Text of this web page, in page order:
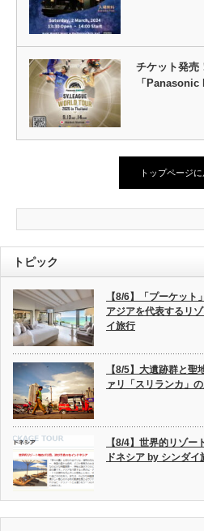
チケット発売
「
トップページ
トピック
【8/6】「プーケット
アジアを代表するリ
イ旅行
【8/5】大遺跡群と
ァリ「スリランカ」
【8/4】世界的リゾ
ドネシア by シンダイ